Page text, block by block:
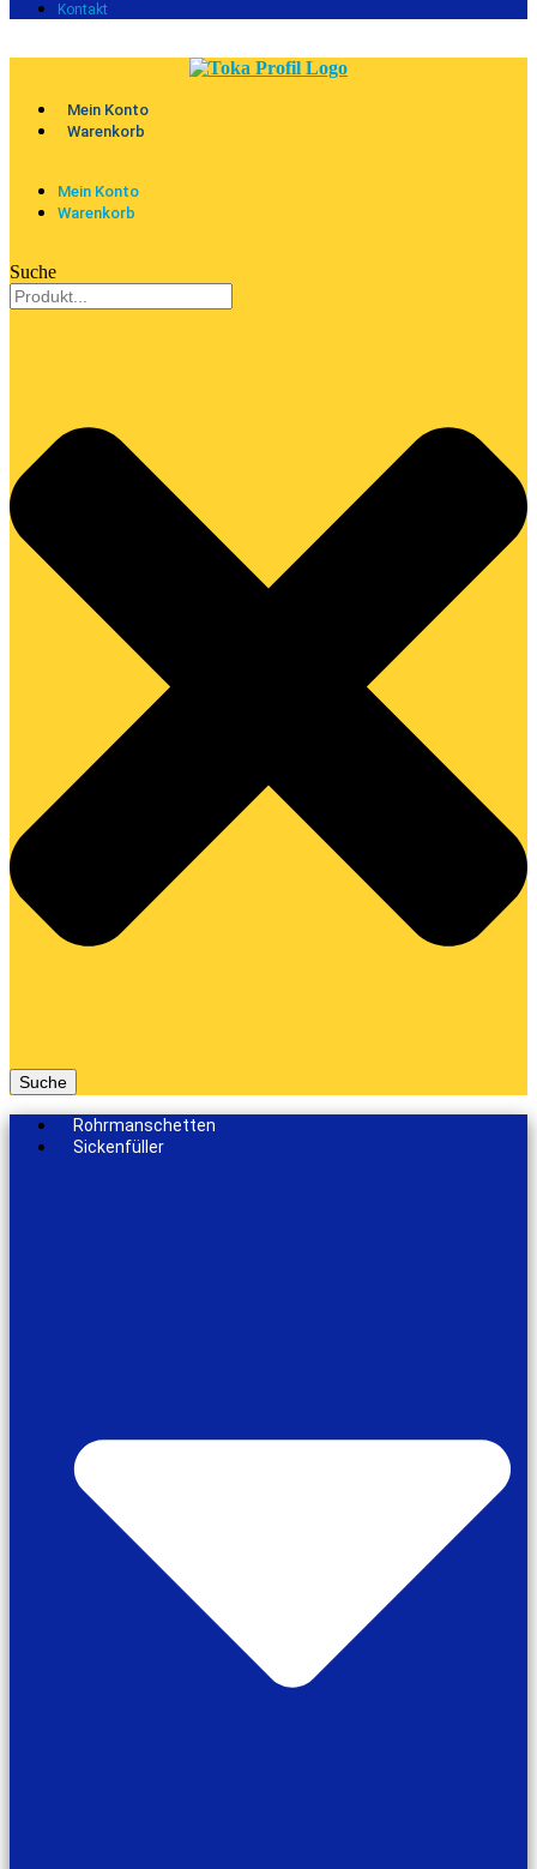
Kontakt
Mein Konto
Warenkorb
Mein Konto
Warenkorb
Suche
Suche
Rohrmanschetten
Sickenfüller